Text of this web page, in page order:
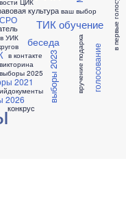
культура
УИК
ТИК обучение
беседа
в контакте
в первые голосуют
ваш выбор
викторина вручение подарка
2021 выборы 2023
выборы 2025
2026
голосование
документы
конкрус